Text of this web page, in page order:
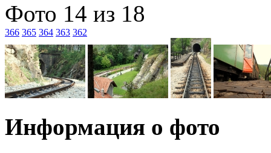
Фото 14 из 18
366 365 364 363 362
Информация о фото